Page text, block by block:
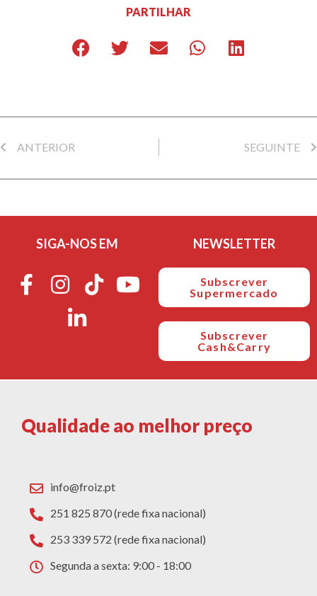
PARTILHAR
ANTERIOR SEGUINTE
SIGA-NOS EM NEWSLETTER
Subscrever
Supermercado
Subscrever
Cash&Carry
Qualidade ao melhor preço
info@froiz.pt
251 825 870 (rede fixa nacional)
253 339 572 (rede fixa nacional)
Segunda a sexta: 9:00 - 18:00